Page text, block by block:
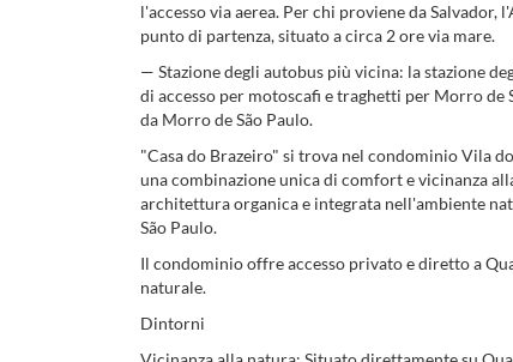
l'accesso via aerea. Per chi proviene da
punto di partenza, situato a circa 2 ore via mare.
— Stazione degli autobus più vicina: la stazione
di accesso per motoscafi e traghetti per Morro de
da Morro de São Paulo.
"Casa do Brazeiro" si trova nel condominio Vila
una combinazione unica di comfort e vicinanza
architettura organica e integrata nell'ambiente
São Paulo.
Il condominio offre accesso privato e diretto a
naturale.
Dintorni